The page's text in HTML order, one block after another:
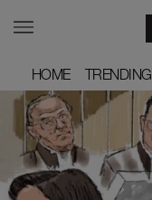
HOME
HOME TRENDING
TRENDING